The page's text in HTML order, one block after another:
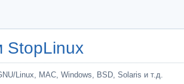
StopLinux
Linux, MAC, Windows, BSD, Solaris и т.д.